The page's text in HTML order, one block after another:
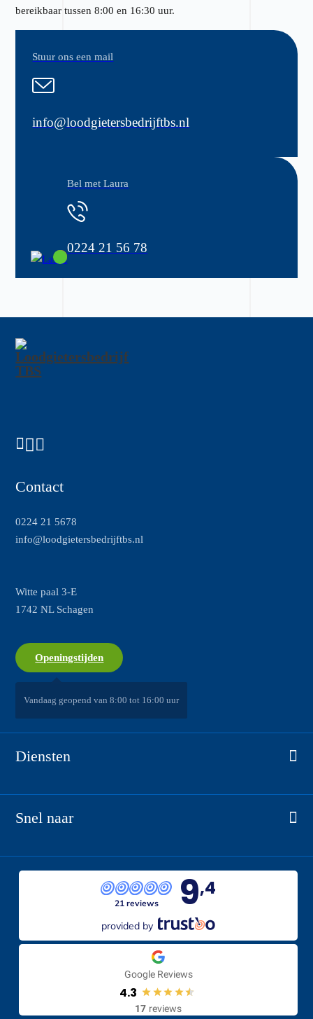
bereikbaar tussen 8:00 en 16:30 uur.
Stuur ons een mail
info@loodgietersbedrijftbs.nl
Bel met Laura
0224 21 56 78
Contact
0224 21 5678
info@loodgietersbedrijftbs.nl
Witte paal 3-E
1742 NL Schagen
Openingstijden
Vandaag geopend van 8:00 tot 16:00 uur
Diensten
Luchtbehandeling
Warmtepomp
Dak- & zinkwerk
Totaaloplossing
Snel naar
Alle realisaties
Vacatures
Storing melden
21 reviews 9,4
provided by
Google Reviews
4.3
17 reviews